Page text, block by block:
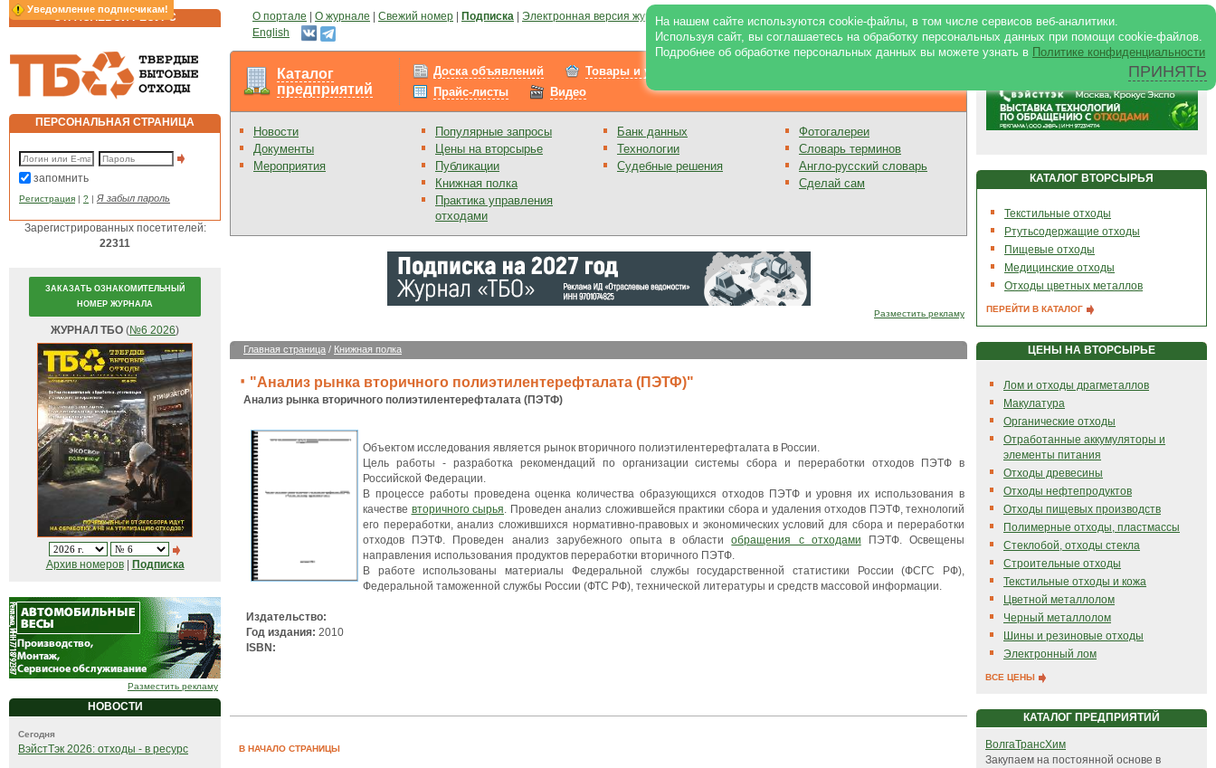
Уведомление подписчикам!
На нашем сайте используются cookie-файлы, в том числе сервисов веб-аналитики.
Используя сайт, вы соглашаетесь на обработку персональных данных при помощи cookie-файлов.
Подробнее об обработке персональных данных вы можете узнать в Политике конфиденциальности
ПРИНЯТЬ
ОТРАСЛЕВОЙ РЕСУРС О портале О журнале Свежий номер Подписка Электронная версия журнала |Отзывы|Реклама на портале|Реклама в журнале |
English
ПЕРСОНАЛЬНАЯ СТРАНИЦА
запомнить
Регистрация | ? | Я забыл пароль
Зарегистрированных посетителей:
22311
ЗАКАЗАТЬ ОЗНАКОМИТЕЛЬНЫЙ
НОМЕР ЖУРНАЛА
ЖУРНАЛ ТБО (№6 2026)
Архив номеров| Подписка
Разместить рекламу
НОВОСТИ
Сегодня
ВэйстТэк 2026: отходы - в ресурс
Каталог
предприятий
Доска объявлений Товары и услуги
Прайс-листы
Видео
Новости
Документы
Мероприятия
Популярные запросы
Цены на вторсырье
Публикации
Книжная полка
Практика управления
отходами
Банк данных
Технологии
Судебные решения
Фотогалереи
Словарь терминов
Англо-русский словарь
Сделай сам
Разместить рекламу
Главная страница / Книжная полка
"Анализ рынка вторичного полиэтилентерефталата (ПЭТФ)"
Анализ рынка вторичного полиэтилентерефталата (ПЭТФ)
Объектом исследования является рынок вторичного полиэтилентерефталата в России.
Цель работы - разработка рекомендаций по организации системы сбора и переработки отходов ПЭТФ в
Российской Федерации.
В процессе работы проведена оценка количества образующихся отходов ПЭТФ и уровня их использования в
качестве вторичного сырья. Проведен анализ сложившейся практики сбора и удаления отходов ПЭТФ, технологий
его переработки, анализ сложившихся нормативно-правовых и экономических условий для сбора и переработки
отходов ПЭТФ. Проведен анализ зарубежного опыта в областиобращения с отходами ПЭТФ. Освещены
направления использования продуктов переработки вторичного ПЭТФ.
В работе использованы материалы Федеральной службы государственной статистики России (ФСГС РФ),
Федеральной таможенной службы России (ФТС РФ), технической литературы и средств массовой информации.
Издательство:
Год издания: 2010
ISBN:
В НАЧАЛО СТРАНИЦЫ
КАТАЛОГ ВТОРСЫРЬЯ
Текстильные отходы
Ртутьсодержащие отходы
Пищевые отходы
Медицинские отходы
Отходы цветных металлов
ПЕРЕЙТИ В КАТАЛОГ
ЦЕНЫ НА ВТОРСЫРЬЕ
Лом и отходы драгметаллов
Макулатура
Органические отходы
Отработанные аккумуляторы и
элементы питания
Отходы древесины
Отходы нефтепродуктов
Отходы пищевых производств
Полимерные отходы, пластмассы
Стеклобой, отходы стекла
Строительные отходы
Текстильные отходы и кожа
Цветной металлолом
Черный металлолом
Шины и резиновые отходы
Электронный лом
ВСЕ ЦЕНЫ
КАТАЛОГ ПРЕДПРИЯТИЙ
ВолгаТрансХим
Закупаем на постоянной основе в